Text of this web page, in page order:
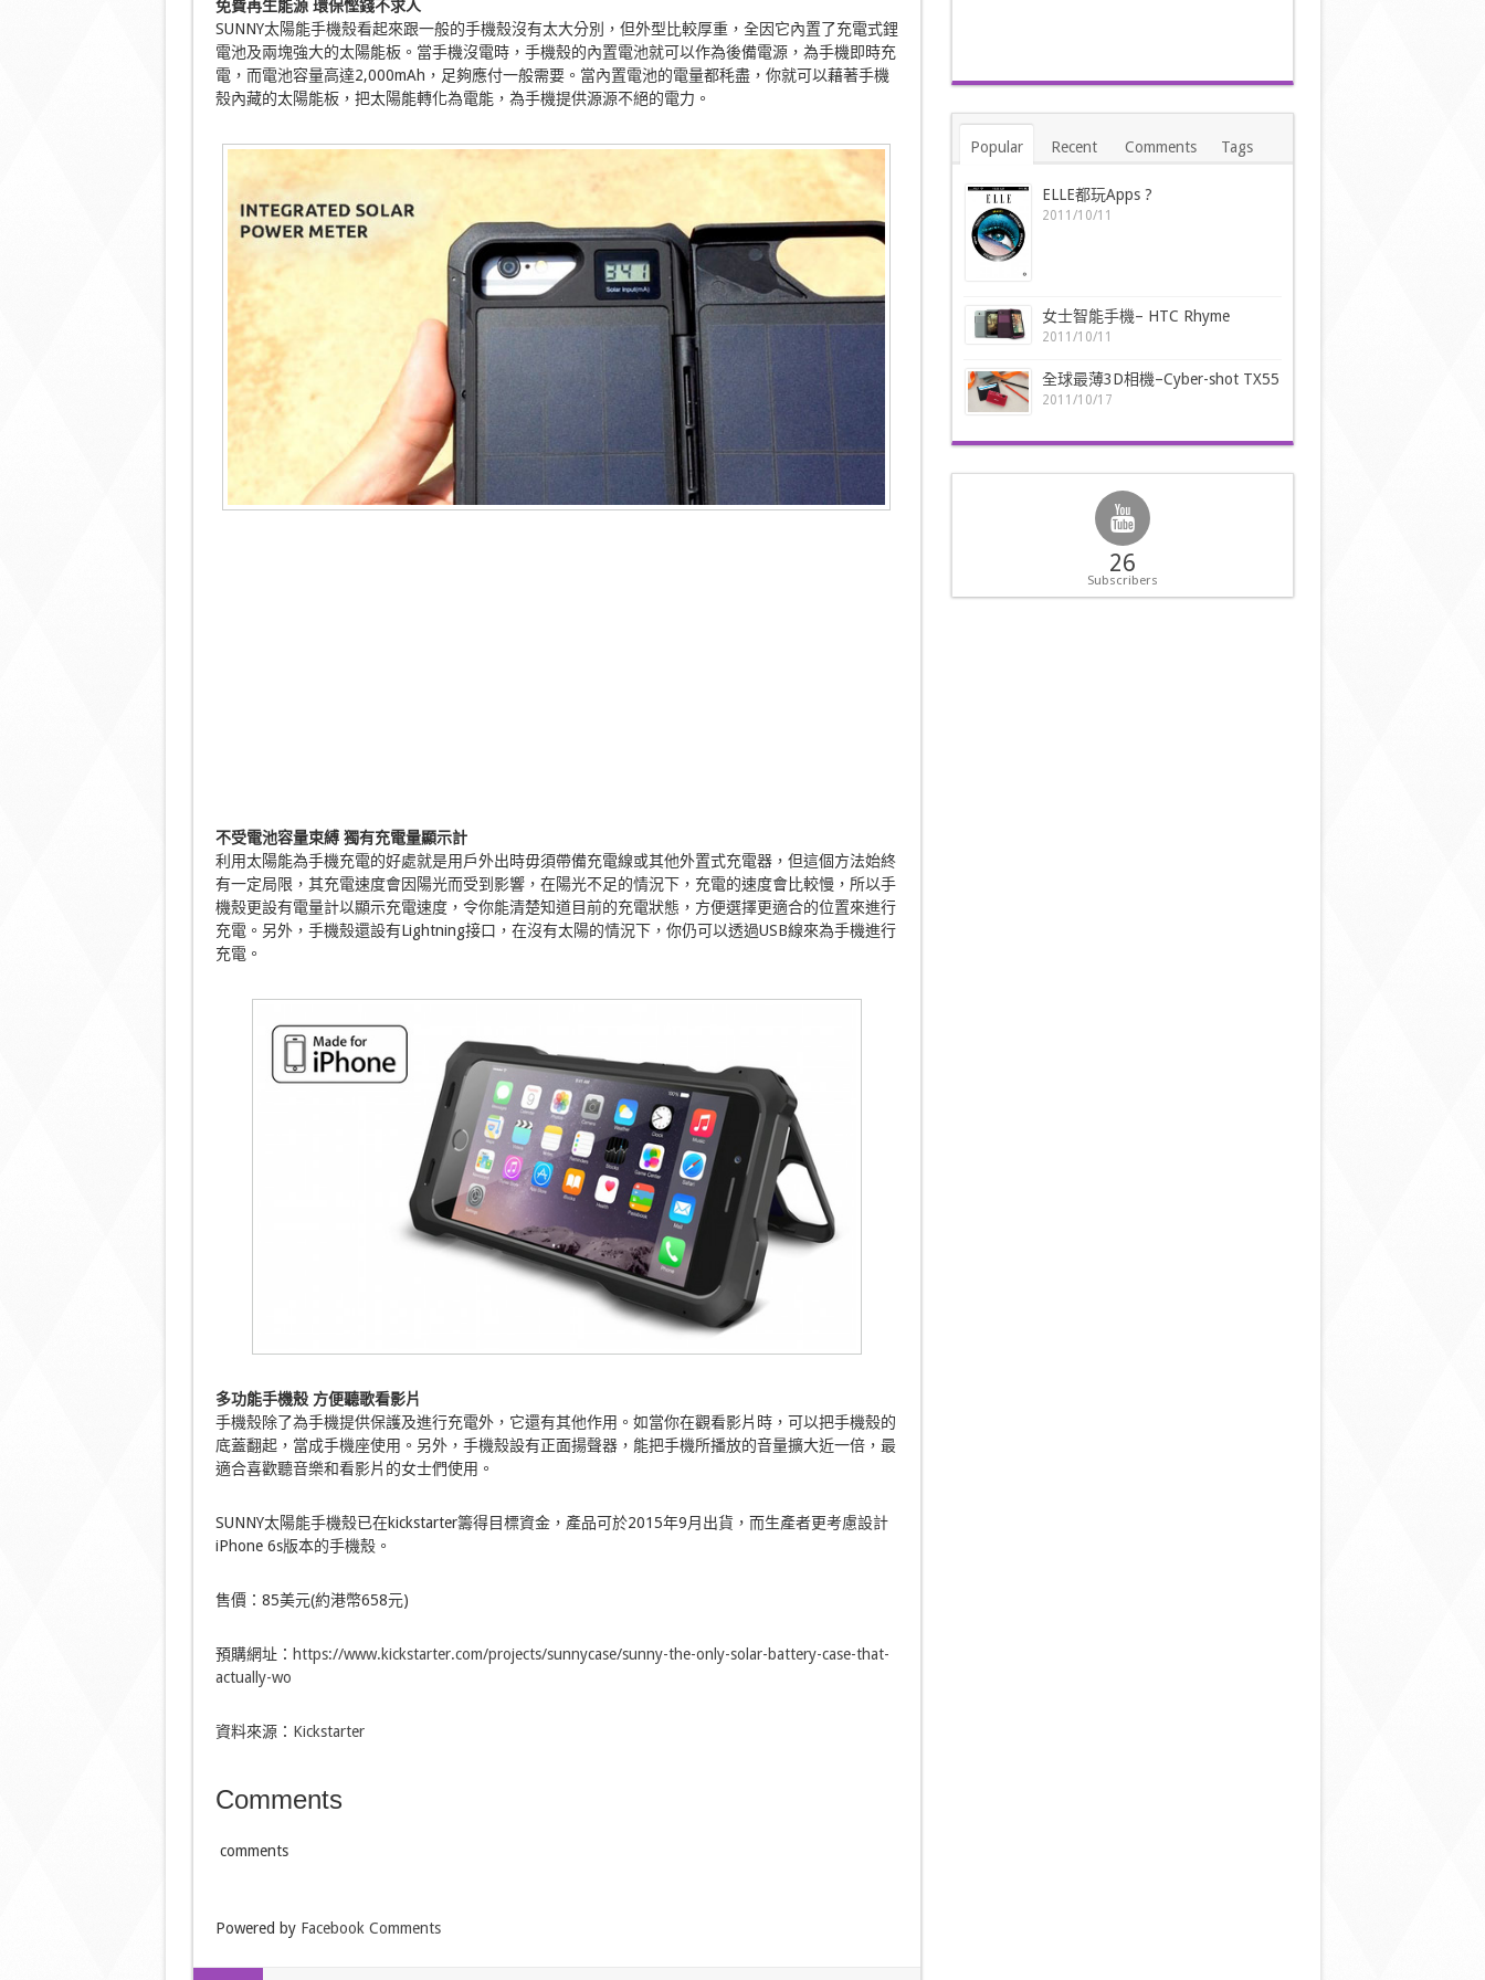
免費再生能源 環保慳錢不求人
SUNNY太陽能手機殼看起來跟一般的手機殼沒有太大分別，但外型比較厚重，全因它內置了充電式鋰
電池及兩塊強大的太陽能板。當手機沒電時，手機殼的內置電池就可以作為後備電源，為手機即時充
電，而電池容量高達2,000mAh，足夠應付一般需要。當內置電池的電量都秏盡，你就可以藉著手機
殼內藏的太陽能板，把太陽能轉化為電能，為手機提供源源不絕的電力。
不受電池容量束縛 獨有充電量顯示計
利用太陽能為手機充電的好處就是用戶外出時毋須帶備充電線或其他外置式充電器，但這個方法始終
有一定局限，其充電速度會因陽光而受到影響，在陽光不足的情況下，充電的速度會比較慢，所以手
機殼更設有電量計以顯示充電速度，令你能清楚知道目前的充電狀態，方便選擇更適合的位置來進行
充電。另外，手機殼還設有Lightning接口，在沒有太陽的情況下，你仍可以透過USB線來為手機進行
充電。
多功能手機殼 方便聽歌看影片
手機殼除了為手機提供保護及進行充電外，它還有其他作用。如當你在觀看影片時，可以把手機殼的
底蓋翻起，當成手機座使用。另外，手機殼設有正面揚聲器，能把手機所播放的音量擴大近一倍，最
適合喜歡聽音樂和看影片的女士們使用。
SUNNY太陽能手機殼已在kickstarter籌得目標資金，產品可於2015年9月出貨，而生產者更考慮設計
iPhone 6s版本的手機殼。
售價：85美元(約港幣658元)
預購網址： https://www.kickstarter.com/projects/sunnycase/sunny-the-only-solar-battery-case-that-
actually-wo
資料來源： Kickstarter
Comments
comments
Powered by Facebook Comments
Popular Recent Comments Tags
ELLE都玩Apps ?
2011/10/11
女士智能手機– HTC Rhyme
2011/10/11
全球最薄3D相機–Cyber-shot TX55
2011/10/17
26
Subscribers